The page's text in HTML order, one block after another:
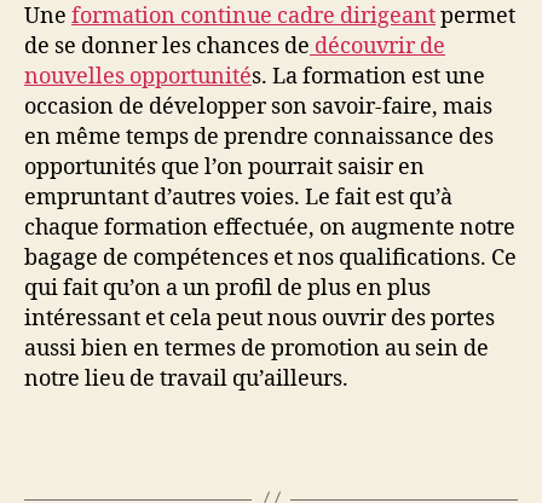
Une formation continue cadre dirigeantpermet
de se donner les chances de découvrir de
nouvelles opportunités. La formation est une
occasion de développer son savoir-faire, mais
en même temps de prendre connaissance des
opportunités que l’on pourrait saisir en
empruntant d’autres voies. Le fait est qu’à
chaque formation effectuée, on augmente notre
bagage de compétences et nos qualifications. Ce
qui fait qu’on a un profil de plus en plus
intéressant et cela peut nous ouvrir des portes
aussi bien en termes de promotion au sein de
notre lieu de travail qu’ailleurs.